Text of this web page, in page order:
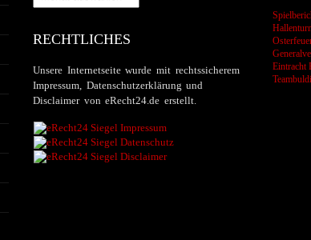
RECHTLICHES
Unsere Internetseite wurde mit rechtssicherem
Impressum, Datenschutzerklärung und
Disclaimer von eRecht24.de erstellt.
Eintracht